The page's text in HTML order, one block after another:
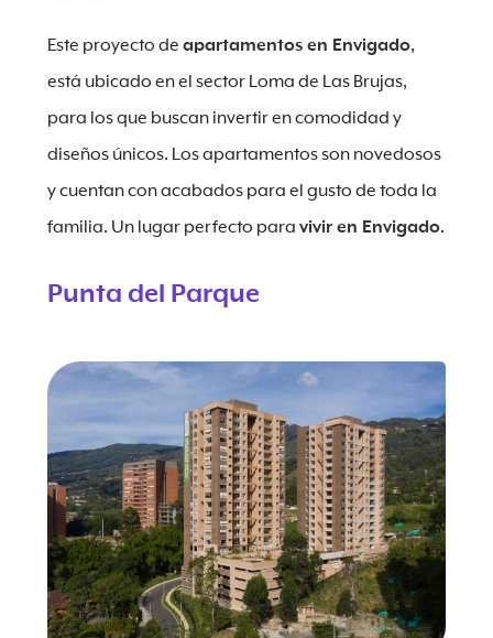
Este proyecto de apartamentos en Envigado,
está ubicado en el sector Loma de Las Brujas,
para los que buscan invertir en comodidad y
diseños únicos. Los apartamentos son novedosos
y cuentan con acabados para el gusto de toda la
familia. Un lugar perfecto para vivir en Envigado.
Punta del Parque